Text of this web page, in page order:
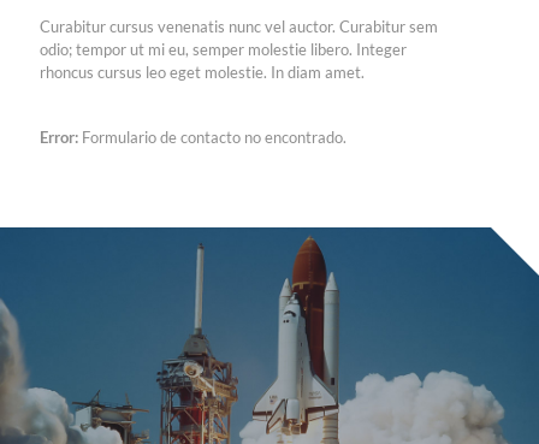
Curabitur cursus venenatis nunc vel auctor. Curabitur sem
odio; tempor ut mi eu, semper molestie libero. Integer
rhoncus cursus leo eget molestie. In diam amet.
Error: Formulario de contacto no encontrado.